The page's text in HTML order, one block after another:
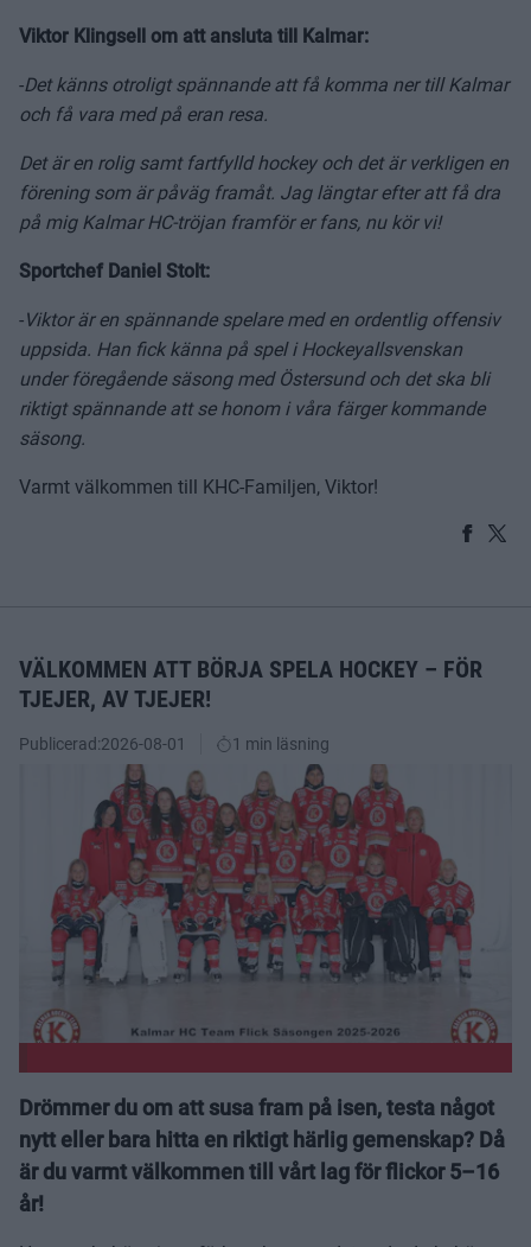
Viktor Klingsell om att ansluta till Kalmar:
-Det känns otroligt spännande att få komma ner till Kalmar
och få vara med på eran resa.
Det är en rolig samt fartfylld hockey och det är verkligen en
förening som är påväg framåt. Jag längtar efter att få dra
på mig Kalmar HC-tröjan framför er fans, nu kör vi!
Sportchef Daniel Stolt:
-Viktor är en spännande spelare med en ordentlig offensiv
uppsida. Han fick känna på spel i Hockeyallsvenskan
under föregående säsong med Östersund och det ska bli
riktigt spännande att se honom i våra färger kommande
säsong.
Varmt välkommen till KHC-Familjen, Viktor!
VÄLKOMMEN ATT BÖRJA SPELA HOCKEY – FÖR
TJEJER, AV TJEJER!
Publicerad:2026-08-01 1 min läsning
Drömmer du om att susa fram på isen, testa något
nytt eller bara hitta en riktigt härlig gemenskap? Då
är du varmt välkommen till vårt lag för flickor 5–16
år!